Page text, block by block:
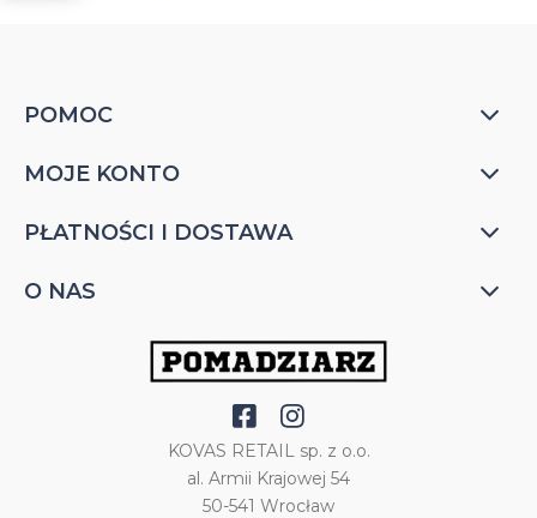
POMOC
MOJE KONTO
PŁATNOŚCI I DOSTAWA
O NAS
KOVAS RETAIL sp. z o.o.
al. Armii Krajowej 54
50-541 Wrocław